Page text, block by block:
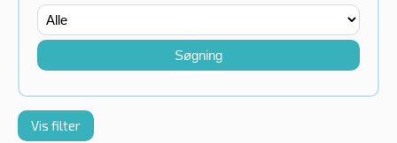
Søgning
Vis filter